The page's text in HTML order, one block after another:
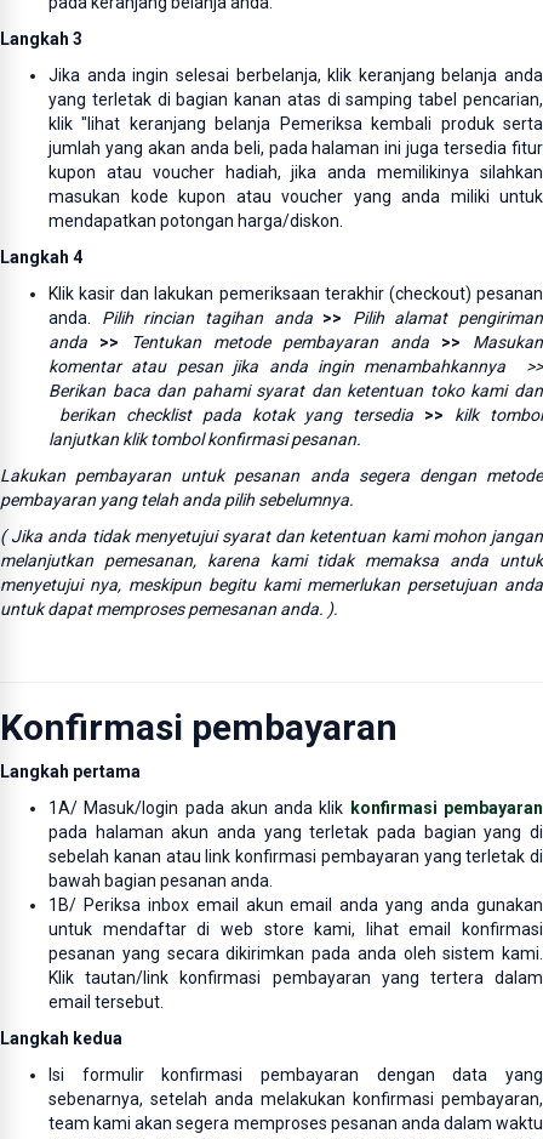
Langkah 3
Jika anda ingin selesai berbelanja, klik keranjang belanja anda
yang terletak di bagian kanan atas di samping tabel pencarian,
klik "lihat keranjang belanja Pemeriksa kembali produk serta
jumlah yang akan anda beli, pada halaman ini juga tersedia fitur
kupon atau voucher hadiah, jika anda memilikinya silahkan
masukan kode kupon atau voucher yang anda miliki untuk
mendapatkan potongan harga/diskon.
Langkah 4
Klik kasir dan lakukan pemeriksaan terakhir (checkout) pesanan
anda.
Pilih rincian tagihan anda >>
Pilih alamat pengiriman
anda
>> Tentukan metode pembayaran anda >>
Masukan
komentar atau pesan jika anda ingin menambahkannya >>
Berikan baca dan pahami syarat dan ketentuan toko kami dan
berikan checklist pada kotak yang tersedia
>>
kilk tombol
lanjutkan klik tombol konfirmasi pesanan.
Lakukan pembayaran untuk pesanan anda segera dengan metode
pembayaran yang telah anda pilih sebelumnya.
( Jika anda tidak menyetujui syarat dan ketentuan kami mohon jangan
melanjutkan pemesanan, karena kami tidak memaksa anda untuk
menyetujui nya, meskipun begitu kami memerlukan persetujuan anda
untuk dapat memproses pemesanan anda. ).
Konfirmasi pembayaran
Langkah pertama
1A/ Masuk/login pada akun anda klik konfirmasi pembayaran
pada halaman akun anda yang terletak pada bagian yang di
sebelah kanan atau link konfirmasi pembayaran yang terletak di
bawah bagian pesanan anda.
1B/ Periksa inbox email akun email anda yang anda gunakan
untuk mendaftar di web store kami, lihat email konfirmasi
pesanan yang secara dikirimkan pada anda oleh sistem kami.
Klik tautan/link konfirmasi pembayaran yang tertera dalam
email tersebut.
Langkah kedua
Isi formulir konfirmasi pembayaran dengan data yang
sebenarnya, setelah anda melakukan konfirmasi pembayaran,
team kami akan segera memproses pesanan anda dalam waktu